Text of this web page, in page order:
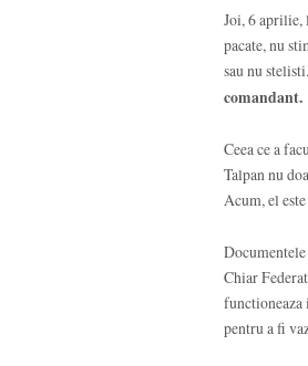
Joi, 6 aprilie,
pacate, nu
sau nu
comandant.
Ceea ce a
Talpan nu
Acum, el
Chiar
functioneaza
pentru a fi